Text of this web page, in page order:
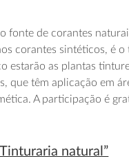
fonte de corantes
corantes sintéticos, é o
estarão as plantas
que têm aplicação em
A participação é
natural”